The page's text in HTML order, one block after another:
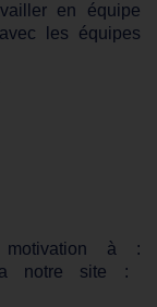
en équipe
les équipes
à :
notre site :